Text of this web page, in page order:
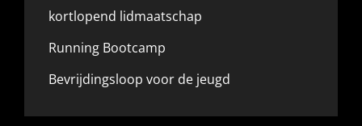
kortlopend lidmaatschap
Running Bootcamp
Bevrijdingsloop voor de jeugd